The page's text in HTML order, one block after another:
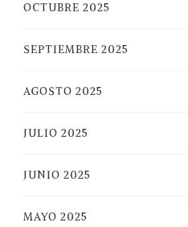
OCTUBRE 2025
SEPTIEMBRE 2025
AGOSTO 2025
JULIO 2025
JUNIO 2025
MAYO 2025